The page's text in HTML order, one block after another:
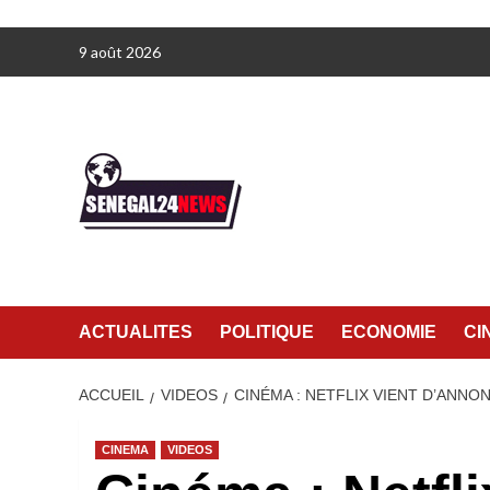
9 août 2026
ACTUALITES POLITIQUE ECONOMIE
ACCUEIL VIDEOS CINÉMA : NETFLIX VIENT
CINEMA VIDEOS